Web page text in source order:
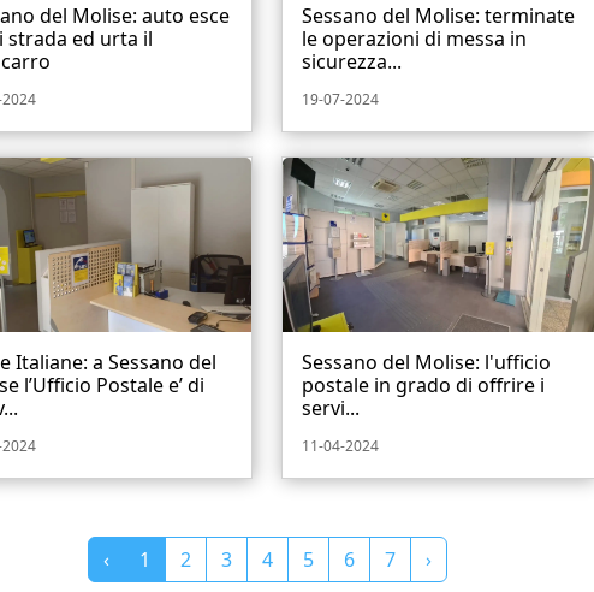
del Molise: auto esce
strada ed urta il
Sessano del Molise: terminate
le operazioni di messa in
sicurezza...
19-07-2024
Italiane: a Sessano del
l’Ufficio Postale e’ di
Sessano del Molise: l'ufficio
postale in grado di offrire i
servi...
11-04-2024
‹ 1 2 3 4 5 6 7 ›